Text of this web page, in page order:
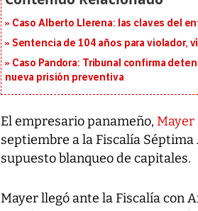
Caso Alberto Llerena: las claves del
Sentencia de 104 años para violador,
Caso Pandora: Tribunal confirma
nueva prisión preventiva
El empresario panameño, Mayer
septiembre a la Fiscalía
supuesto blanqueo de capitales.
Mayer llegó ante la Fiscalía con